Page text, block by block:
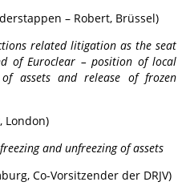
– Robert, Brüssel)
related litigation as the seat
of Euroclear – position of local
assets and release of frozen
London)
and unfreezing of assets
Co-Vorsitzender der DRJV)